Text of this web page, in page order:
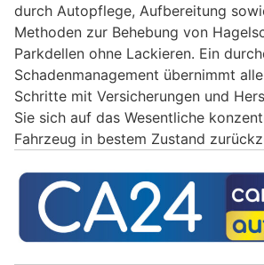
durch Autopflege, Aufbereitung
Methoden zur Behebung von
Parkdellen ohne Lackieren. Ein
Schadenmanagement übernimmt
Schritte mit Versicherungen und
Sie sich auf das Wesentliche
Fahrzeug in bestem Zustand